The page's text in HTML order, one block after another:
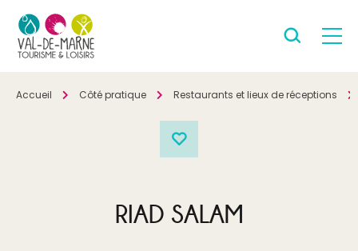
Accueil Côté pratique Restaurants et lieux de réceptions
RIAD SALAM